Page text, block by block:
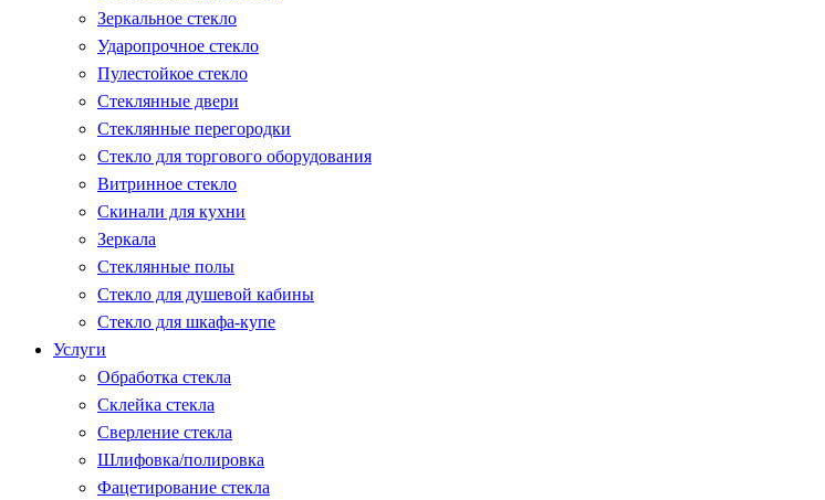
Зеркальное стекло
Ударопрочное стекло
Пулестойкое стекло
Стеклянные двери
Стеклянные перегородки
Стекло для торгового оборудования
Витринное стекло
Скинали для кухни
Зеркала
Стеклянные полы
Стекло для душевой кабины
Стекло для шкафа-купе
Услуги
Обработка стекла
Склейка стекла
Сверление стекла
Шлифовка/полировка
Фацетирование стекла